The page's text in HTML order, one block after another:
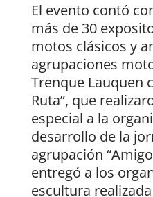
El evento contó
más de 30
motos clásicos y
agrupaciones
Trenque Lauquen
Ruta”, que
especial a la
desarrollo de la
agrupación
entregó a los
escultura